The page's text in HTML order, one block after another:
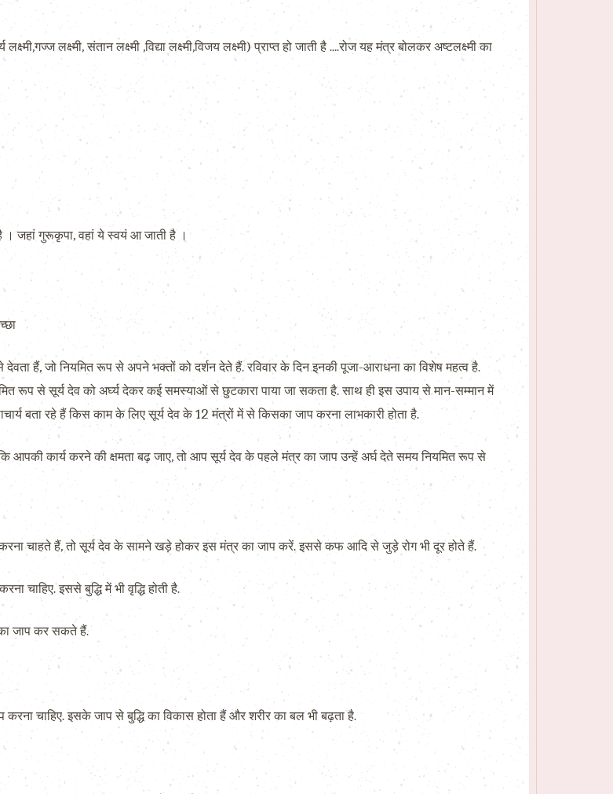
लक्ष्मी, संतान लक्ष्मी ,विद्या लक्ष्मी,विजय लक्ष्मी) प्राप्‍त हो जाती है ….रोज यह मंत्र बोलकर अष्‍टलक्ष्‍मी का
। जहां गुरूकृपा, वहां ये स्‍वयं आ जाती है ।
देवता हैं, जो नियमित रूप से अपने भक्तों को दर्शन देते हैं. रविवार के दिन इनकी पूजा-आराधना का विशेष महत्व है.
रूप से सूर्य देव को अर्घ्य देकर कई समस्याओं से छुटकारा पाया जा सकता है. साथ ही इस उपाय से मान-सम्मान में
बता रहे हैं किस काम के लिए सूर्य देव के 12 मंत्रों में से किसका जाप करना लाभकारी होता है.
आपकी कार्य करने की क्षमता बढ़ जाए, तो आप सूर्य देव के पहले मंत्र का जाप उन्हें अर्घ देते समय नियमित रूप से
चाहते हैं, तो सूर्य देव के सामने खड़े होकर इस मंत्र का जाप करें. इससे कफ आदि से जुड़े रोग भी दूर होते हैं.
चाहिए. इससे बुद्धि में भी वृद्धि होती है.
जाप कर सकते हैं.
चाहिए. इसके जाप से बुद्धि का विकास होता हैं और शरीर का बल भी बढ़ता है.